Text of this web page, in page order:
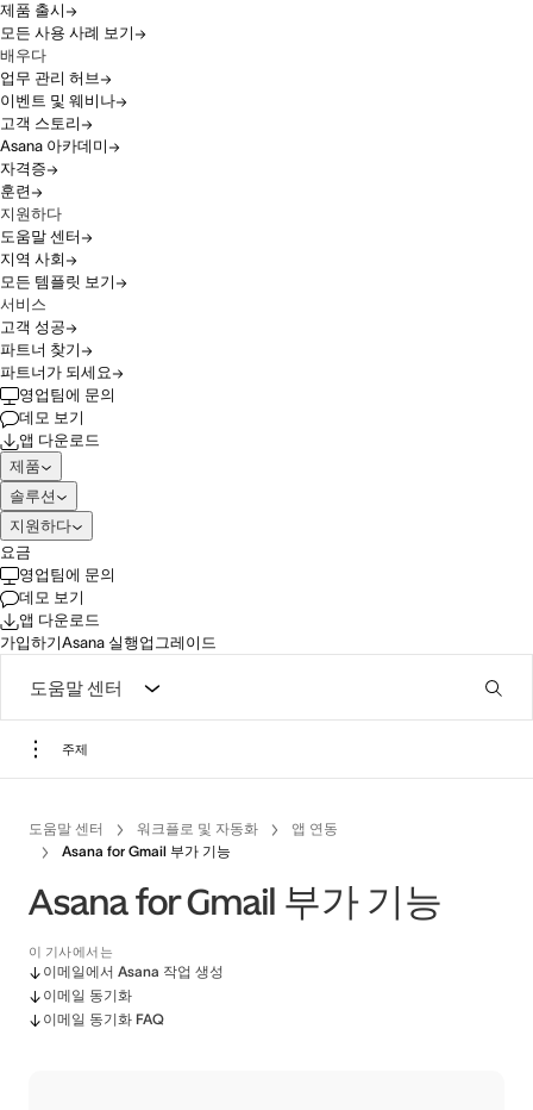
제품 출시
모든 사용 사례 보기
배우다
업무 관리 허브
이벤트 및 웨비나
고객 스토리
Asana 아카데미
자격증
훈련
지원하다
도움말 센터
지역 사회
모든 템플릿 보기
서비스
고객 성공
파트너 찾기
파트너가 되세요
영업팀에 문의
데모 보기
앱 다운로드
제품
솔루션
지원하다
요금
영업팀에 문의
데모 보기
앱 다운로드
가입하기Asana 실행업그레이드
도움말 센터
주제
도움말 센터 워크플로 및 자동화
앱 연동
Asana for Gmail 부가 기능
Asana for Gmail 부가 기능
이 기사에서는
이메일에서 Asana 작업 생성
이메일 동기화
이메일 동기화 FAQ